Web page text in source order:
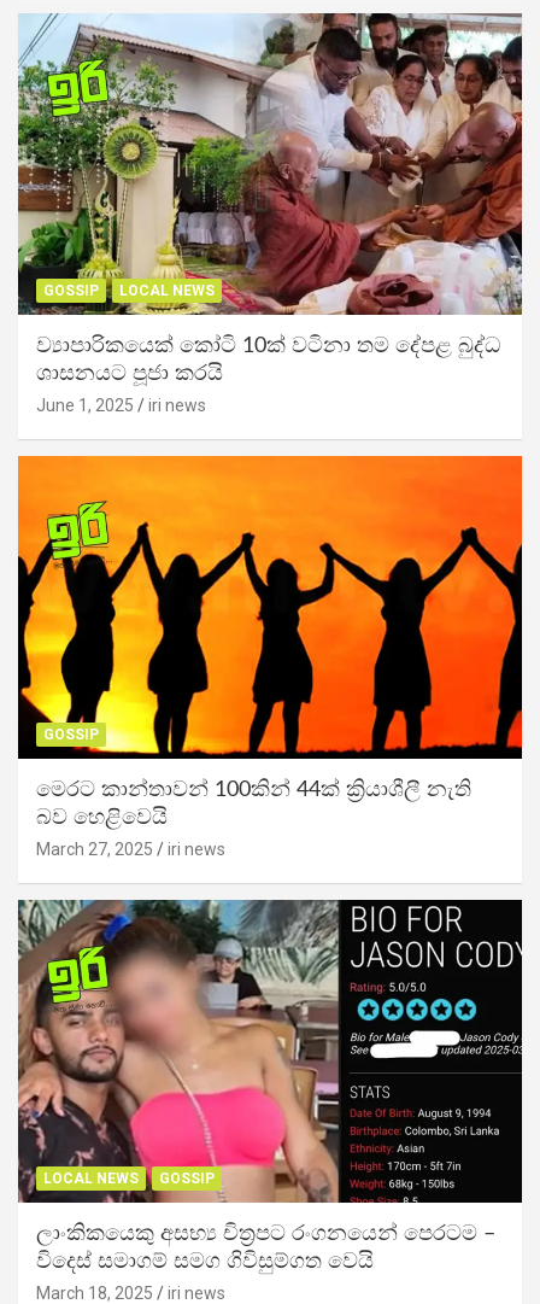
GOSSIP LOCAL NEWS
ව්‍යාපාරිකයෙක් කෝටි 10ක් වටිනා තම දේපළ බුද්ධ
ශාසනයට පූජා කරයි
June 1, 2025 iri news
GOSSIP
මෙරට කාන්තාවන් 100කින් 44ක් ක්‍රියාශීලී නැති
බව හෙළිවෙයි
March 27, 2025 iri news
LOCAL NEWS GOSSIP
ලාංකිකයෙකු අසභ්‍ය චිත්‍රපට රංගනයෙන් පෙරටම –
විදෙස් සමාගම් සමග ගිවිසුම්ගත වෙයි
March 18, 2025 iri news